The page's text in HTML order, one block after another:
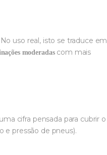
No uso real, isto se traduce em
moderadascom mais
cifra pensada para cubrir o
e pressão de pneus).